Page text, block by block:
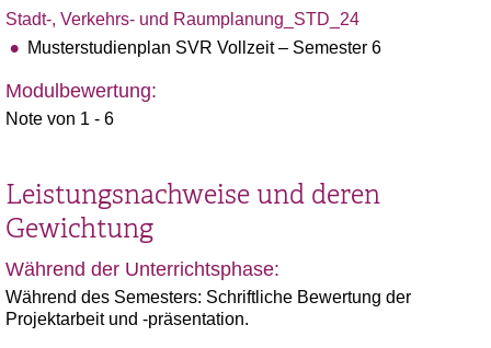
Stadt-, Verkehrs- und Raumplanung_STD_24
Musterstudienplan SVR Vollzeit – Semester 6
Modulbewertung:
Note von 1 - 6
Leistungsnachweise und deren
Gewichtung
Während der Unterrichtsphase:
Während des Semesters: Schriftliche Bewertung der
Projektarbeit und -präsentation.